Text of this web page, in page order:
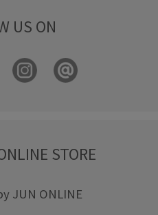
US ON
STORE
JUN ONLINE